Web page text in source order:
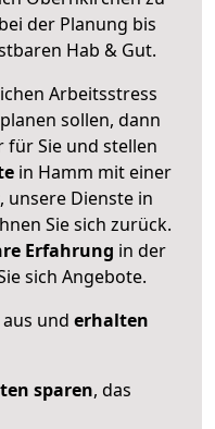
der Planung bis
Hab & Gut.
Arbeitsstress
sollen, dann
Sie und stellen
in Hamm mit einer
, unsere Dienste in
Sie sich zurück.
Erfahrung in der
sich Angebote.
und erhalten
sparen, das